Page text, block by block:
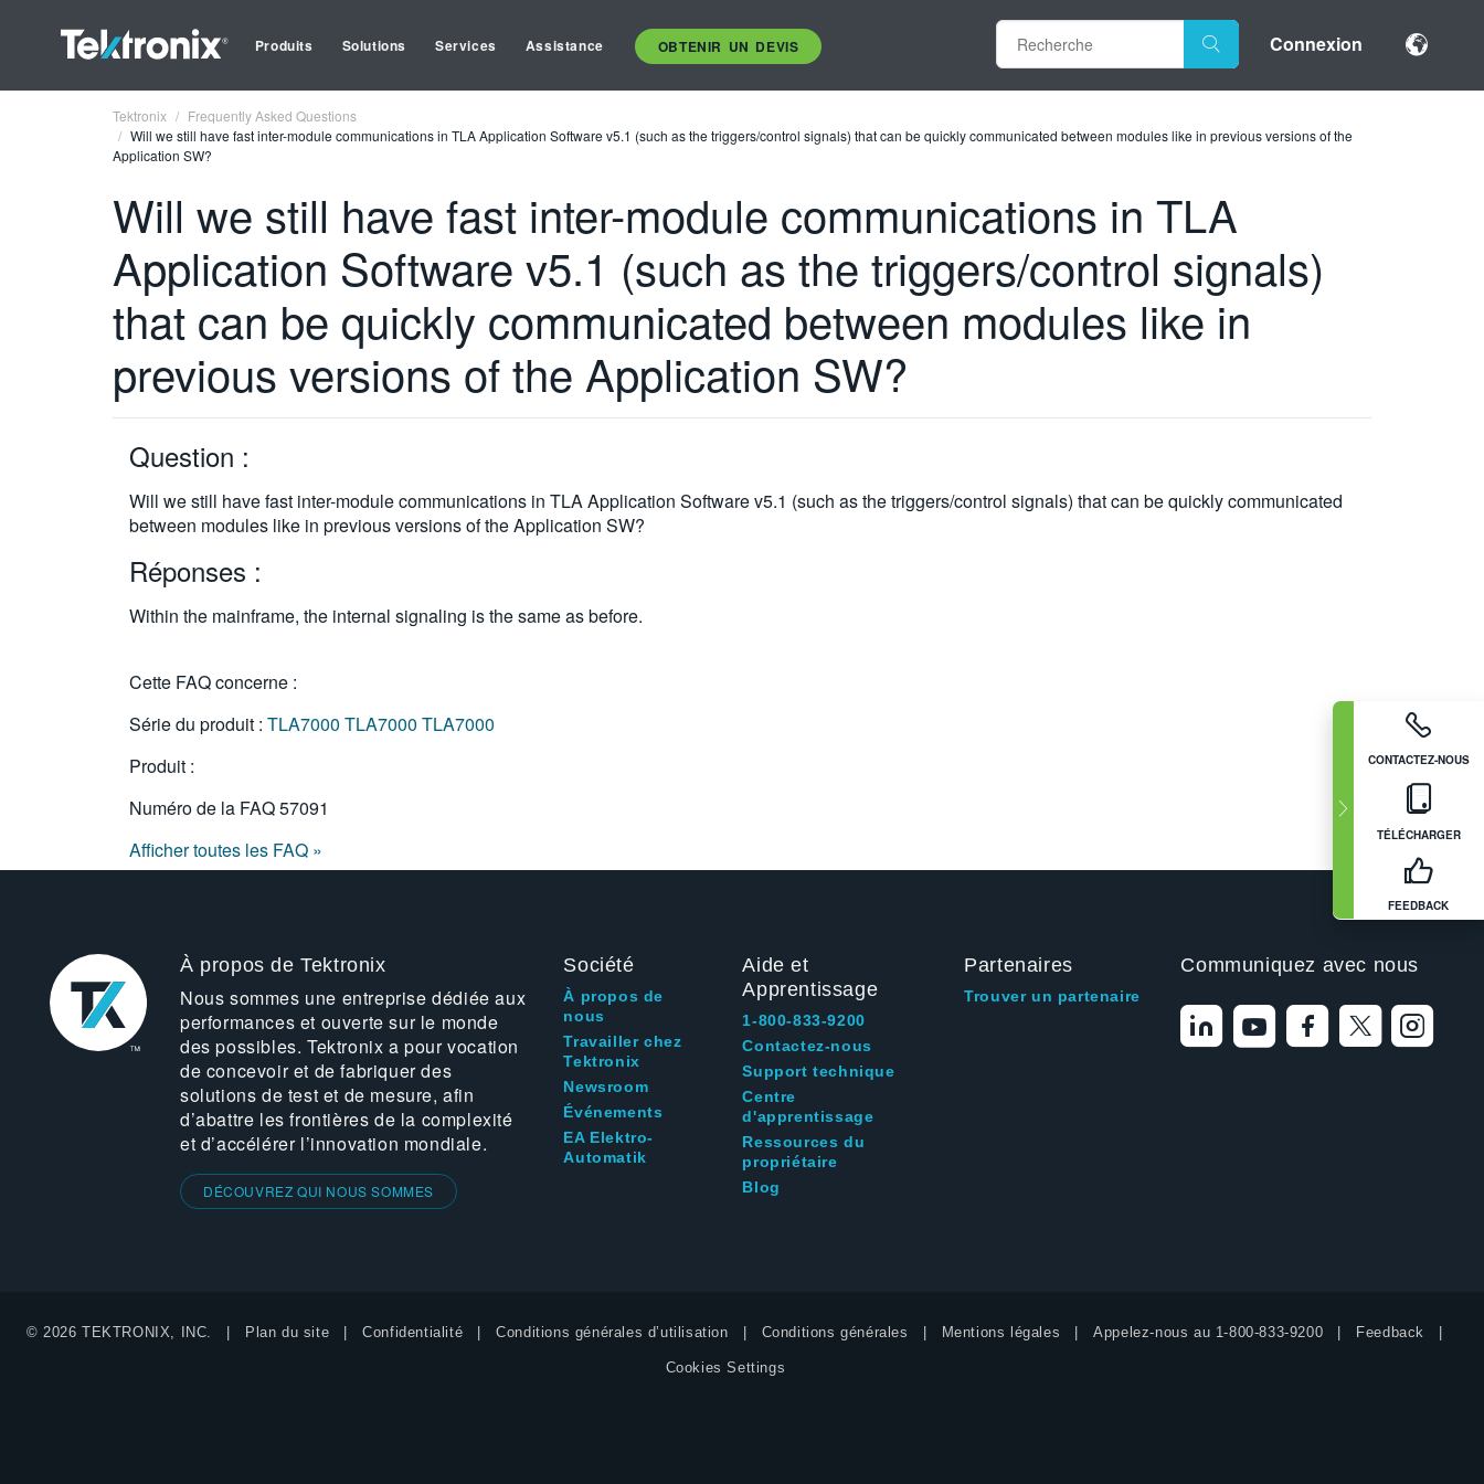
Produits Solutions Services Assistance OBTENIR UN DEVIS Connexion
CONTACTEZ-NOUS
TÉLÉCHARGER
FEEDBACK
Tektronix
Frequently Asked Questions
Will we still have fast inter-module communications in TLA Application Software v5.1 (such as the triggers/control signals) that can be quickly communicated between modules like in previous versions of the
Application SW?
Will we still have fast inter-module communications in TLA
Application Software v5.1 (such as the triggers/control signals)
that can be quickly communicated between modules like in
previous versions of the Application SW?
Question :
Will we still have fast inter-module communications in TLA Application Software v5.1 (such as the triggers/control signals) that can be quickly communicated
between modules like in previous versions of the Application SW?
Réponses :
Within the mainframe, the internal signaling is the same as before.
Cette FAQ concerne :
Série du produit : TLA7000 TLA7000 TLA7000
Produit :
Numéro de la FAQ57091
Afficher toutes les FAQ »
À propos de Tektronix
Nous sommes une entreprise dédiée aux
performances et ouverte sur le monde
des possibles. Tektronix a pour vocation
de concevoir et de fabriquer des
solutions de test et de mesure, afin
d’abattre les frontières de la complexité
et d’accélérer l’innovation mondiale.
DÉCOUVREZ QUI NOUS SOMMES
Société
À propos de
nous
Travailler chez
Tektronix
Newsroom
Événements
EA Elektro-
Automatik
Aide et
Apprentissage
1-800-833-9200
Contactez-nous
Support technique
Centre
d'apprentissage
Ressources du
propriétaire
Blog
Partenaires
Trouver un partenaire
Communiquez avec nous
© 2026 TEKTRONIX, INC. Plan du site Confidentialité Conditions générales d’utilisation Conditions générales Mentions légales Appelez-nous au 1-800-833-9200 Feedback
Cookies Settings